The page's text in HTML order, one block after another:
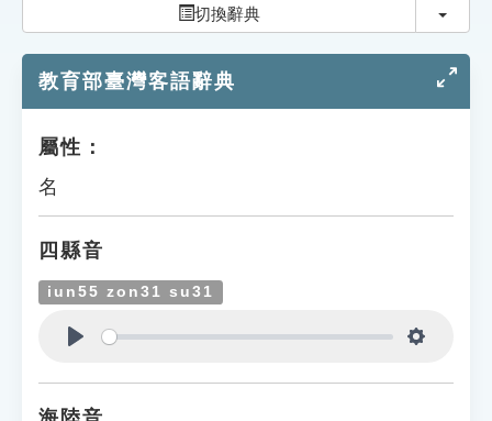
知識索引
遊戲專區
教學應用
貓頭鷹博士
切換辭典 切換
教育部臺灣客語辭典
屬性：
名
四縣音
iun55 zon31 su31